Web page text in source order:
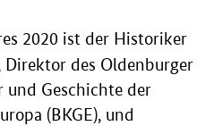
2020 ist der Historiker
Direktor des Oldenburger
Geschichte der
(BKGE), und